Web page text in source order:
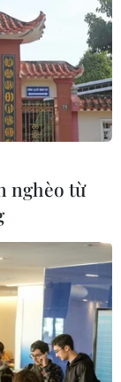
khoản thu
tài khoản
trên các
nghèo từ